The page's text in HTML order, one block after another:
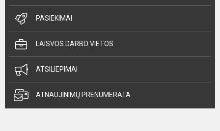
PASIEKIMAI
LAISVOS DARBO VIETOS
ATSILIEPIMAI
ATNAUJINIMŲ PRENUMERATA